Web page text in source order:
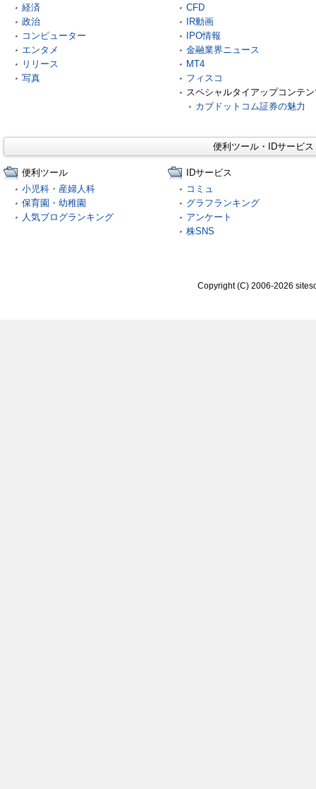
経済
政治
コンピューター
エンタメ
リリース
写真
CFD
IR動画
IPO情報
金融業界ニュース
MT4
フィスコ
スペシャルタイアップコンテ
カブドットコム証券の魅力
便利ツール・IDサービ
便利ツール
小児科・産婦人科
保育園・幼稚園
人気ブログランキング
IDサービス
コミュ
グラフランキング
アンケート
株SNS
Copyright (C) 2006-2026